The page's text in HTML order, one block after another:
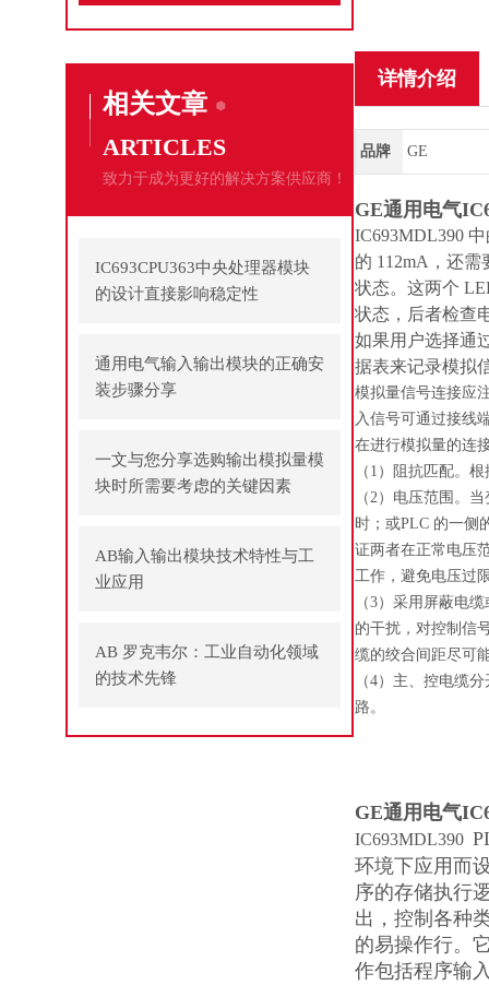
相关文章
ARTICLES
致力于成为更好的解决方案供应商！
IC693CPU363中央处理器模块
的设计直接影响稳定性
通用电气输入输出模块的正确安
装步骤分享
一文与您分享选购输出模拟量模
块时所需要考虑的关键因素
AB输入输出模块技术特性与工
业应用
AB 罗克韦尔：工业自动化领域
的技术先锋
详情介绍
品牌 GE
GE通用电气
IC693MDL390
的 112mA，还
状态。这两个
状态，后者检查
如果用户选择通
据表来记录模拟
模拟量信号连接应
入信号可通过接线
在进行模拟量的连
（1）阻抗匹配。
（2）电压范围。
时；或PLC 的一侧
证两者在正常电压
工作，避免电压过
（3）采用屏蔽电
的干扰，对控制信
缆的绞合间距尽可
（4）主、控电缆
路。
GE通用电气
IC693MDL390
环境下应用而
序的存储执行
出，控制各种
的易操作行。
作包括程序输